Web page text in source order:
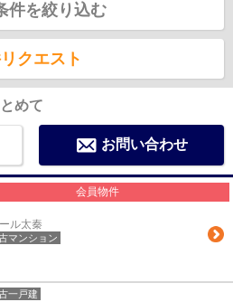
件を絞り込む
クエスト
めて
お問い合わせ
会員物件
ル太秦
マンション
一戸建